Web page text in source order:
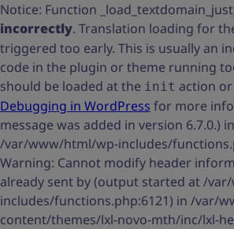
Notice: Function
incorrectly. Translation loading for
triggered too early. This is usually an
code in the plugin or theme running
should be loaded at the init action or
Debugging in WordPress for more
message was added in version 6.7.0.) in
/var/www/html/wp-includes/
Warning: Cannot modify header
already sent by (output started at /
includes/functions.php:6121) in /var/
content/themes/lxl-novo-mth/inc/lxl-